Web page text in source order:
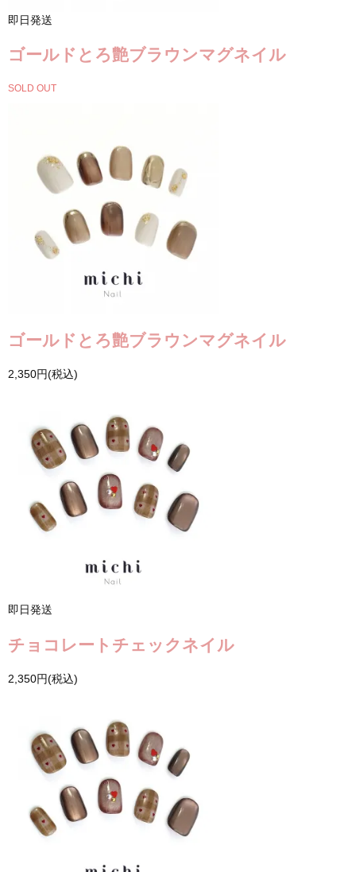
即日発送
ゴールドとろ艶ブラウンマグネイル
SOLD OUT
ゴールドとろ艶ブラウンマグネイル
2,350円(税込)
即日発送
チョコレートチェックネイル
2,350円(税込)